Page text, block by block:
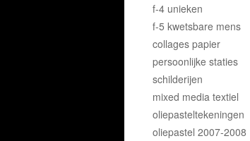
f-4 unieken
f-5 kwetsbare mens
collages papier
persoonlijke staties
schilderijen
mixed media textiel
oliepasteltekeningen
oliepastel 2007-2008